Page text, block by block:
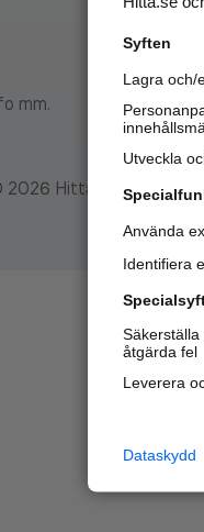
mm.
2026 Hitta.se
Syften
Lagra och/
Utveckla
Använda
Identifiera
åtgärda fel
Leverera
Dataskydd